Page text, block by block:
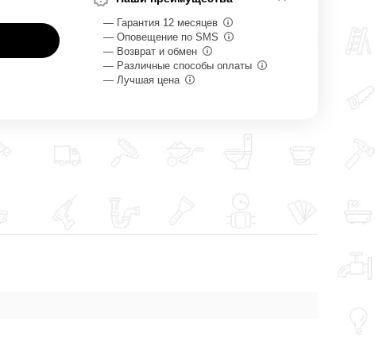
— Гарантия 12 месяцев
— Оповещение по SMS
— Возврат и обмен
— Различные способы оплаты
— Лучшая цена